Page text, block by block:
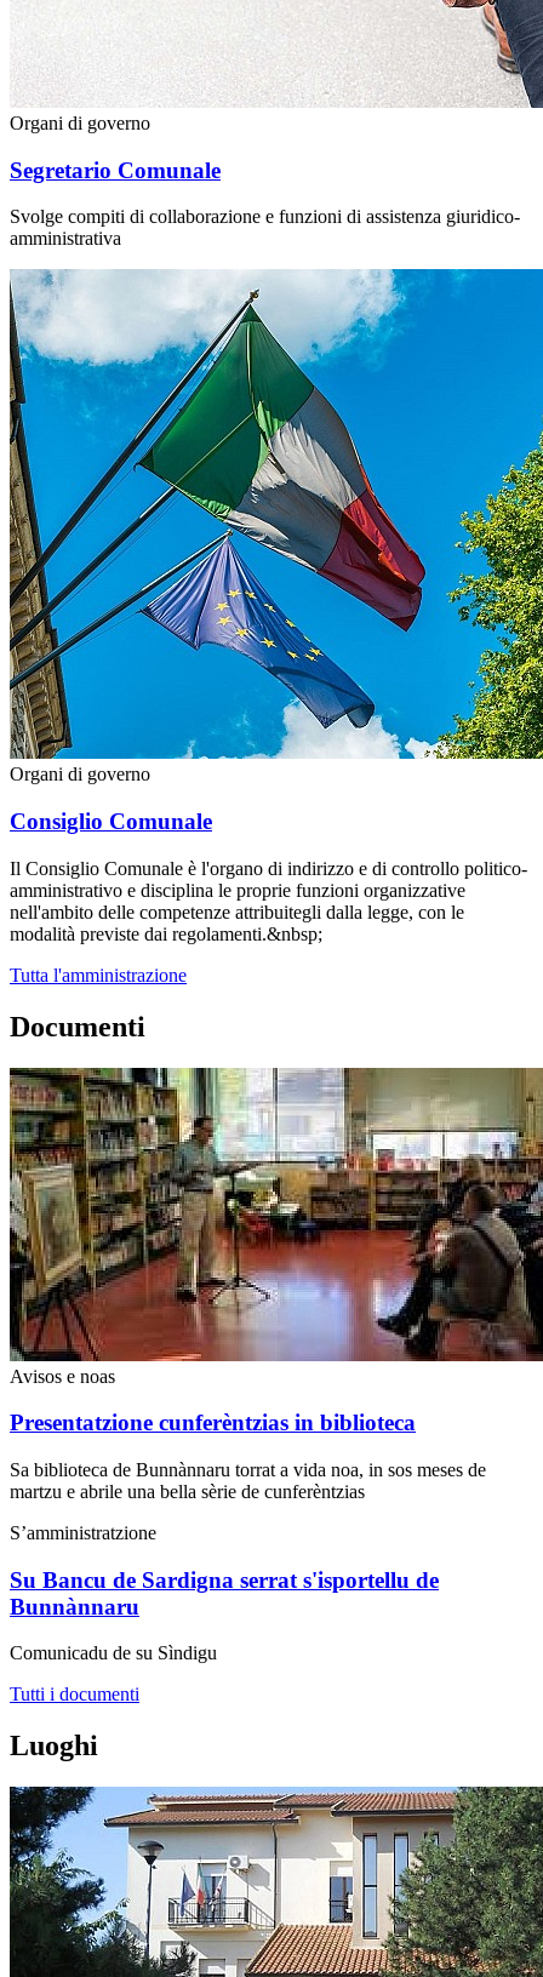
Organi di governo
Segretario Comunale
Svolge compiti di collaborazione e funzioni di assistenza giuridico-
amministrativa
Organi di governo
Consiglio Comunale
Il Consiglio Comunale è l'organo di indirizzo e di controllo politico-
amministrativo e disciplina le proprie funzioni organizzative
nell'ambito delle competenze attribuitegli dalla legge, con le
modalità previste dai regolamenti.&nbsp;
Tutta l'amministrazione
Documenti
Avisos e noas
Presentatzione cunferèntzias in biblioteca
Sa biblioteca de Bunnànnaru torrat a vida noa, in sos meses de
martzu e abrile una bella sèrie de cunferèntzias
S’amministratzione
Su Bancu de Sardigna serrat s'isportellu de
Bunnànnaru
Comunicadu de su Sìndigu
Tutti i documenti
Luoghi